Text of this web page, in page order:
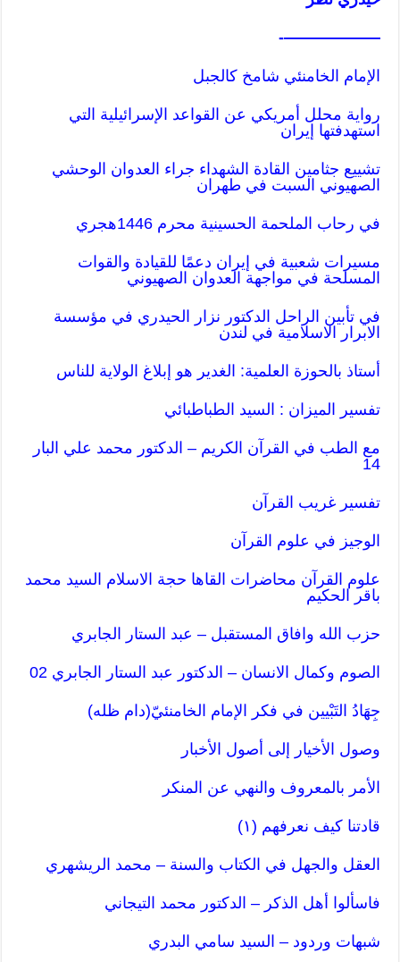
——————-
الإمام الخامنئي شامخ کالجبل
رواية محلل أمريكي عن القواعد الإسرائيلية التي
استهدفتها إيران
تشييع جثامين القادة الشهداء جراء العدوان الوحشي
الصهيوني السبت في طهران
في رحاب الملحمة الحسينية محرم 1446هجري
مسيرات شعبية في إيران دعمًا للقيادة والقوات
المسلحة في مواجهة العدوان الصهيوني
في تأبين الراحل الدكتور نزار الحيدري في مؤسسة
الابرار الاسلامية في لندن
أستاذ بالحوزة العلمية: الغدير هو إبلاغ الولاية للناس
تفسير الميزان : السيد الطباطبائي
مع الطب في القرآن الكريم – الدكتور محمد علي البار
14
تفسير غريب القرآن
الوجيز في علوم القرآن
علوم القرآن محاضرات القاها حجة الاسلام السيد محمد
باقر الحكيم
حزب الله وافاق المستقبل – عبد الستار الجابري
الصوم وكمال الانسان – الدكتور عبد الستار الجابري 02
جِهَادُ التَبْيين في فكر الإمام الخامنئيّ(دام ظله)
وصول الأخيار إلى أصول الأخبار
الأمر بالمعروف والنهي عن المنكر
قادتنا كيف نعرفهم (١)
العقل والجهل في الكتاب والسنة – محمد الريشهري
فاسألوا أهل الذكر – الدكتور محمد التيجاني
شبهات وردود – السيد سامي البدري